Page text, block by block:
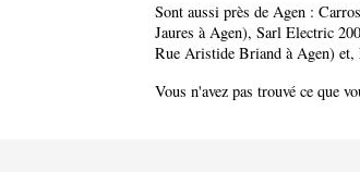
Sont aussi près de Agen :
Jaures à Agen), Sarl Electric
Rue Aristide Briand à Agen) et,
Vous n'avez pas trouvé ce que